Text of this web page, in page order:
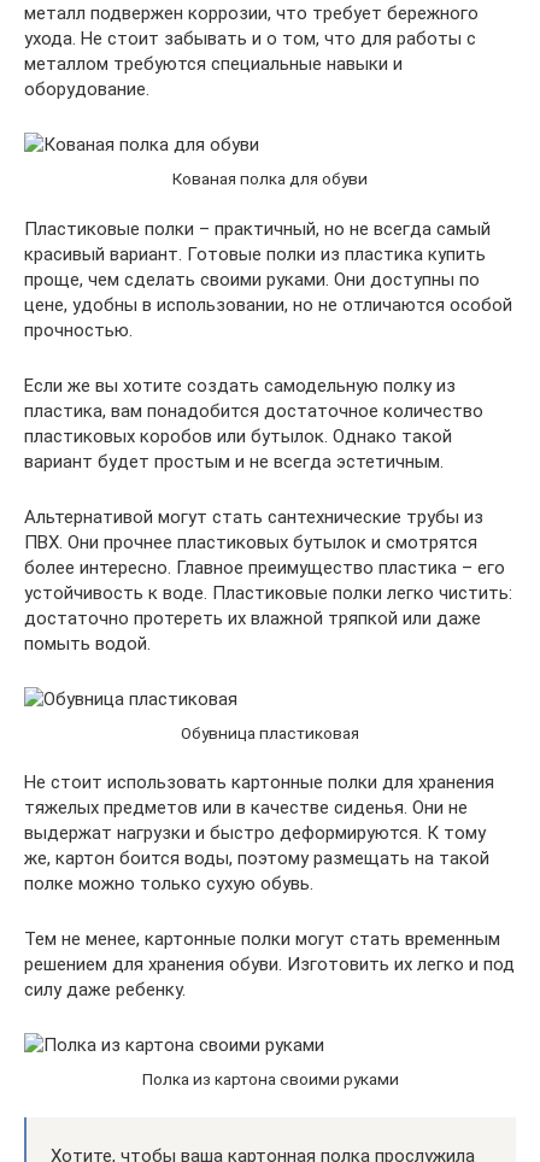
металл подвержен коррозии, что требует бережного
ухода. Не стоит забывать и о том, что для работы с
металлом требуются специальные навыки и
оборудование.
Кованая полка для обуви
Пластиковые полки – практичный, но не всегда самый
красивый вариант. Готовые полки из пластика купить
проще, чем сделать своими руками. Они доступны по
цене, удобны в использовании, но не отличаются особой
прочностью.
Если же вы хотите создать самодельную полку из
пластика, вам понадобится достаточное количество
пластиковых коробов или бутылок. Однако такой
вариант будет простым и не всегда эстетичным.
Альтернативой могут стать сантехнические трубы из
ПВХ. Они прочнее пластиковых бутылок и смотрятся
более интересно. Главное преимущество пластика – его
устойчивость к воде. Пластиковые полки легко чистить:
достаточно протереть их влажной тряпкой или даже
помыть водой.
Обувница пластиковая
Не стоит использовать картонные полки для хранения
тяжелых предметов или в качестве сиденья. Они не
выдержат нагрузки и быстро деформируются. К тому
же, картон боится воды, поэтому размещать на такой
полке можно только сухую обувь.
Тем не менее, картонные полки могут стать временным
решением для хранения обуви. Изготовить их легко и под
силу даже ребенку.
Полка из картона своими руками
Хотите, чтобы ваша картонная полка прослужила